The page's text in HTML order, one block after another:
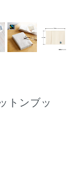
トンブッ